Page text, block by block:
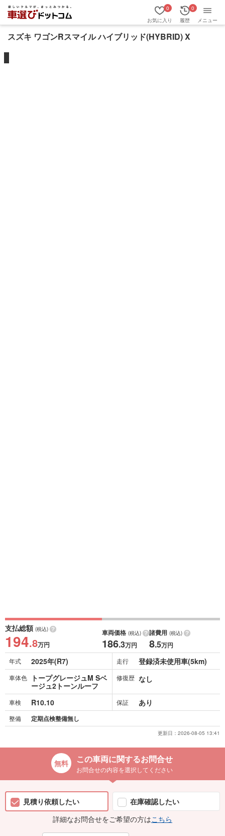
お気に入り
0
履歴
0
メニュー
スズキ ワゴンRスマイル ハイブリッド(HYBRID) X
支払総額 (税込)
194.8万円
車両価格 (税込)
186.3万円
諸費用 (税込)
8.5万円
年式 2025年(R7) 走行 登録済未使用車(5km)
車体色
トープグレージュM Sベ
ージュ2トーンルーフ
修復歴 なし
車検 R10.10 保証 あり
整備 定期点検整備無し
更新日： 2026-08-05 13:41
この車両に関するお問合せ
お問合せの内容を選択してください
見積り依頼したい
在庫確認したい
詳細なお問合せをご希望の方はこちら